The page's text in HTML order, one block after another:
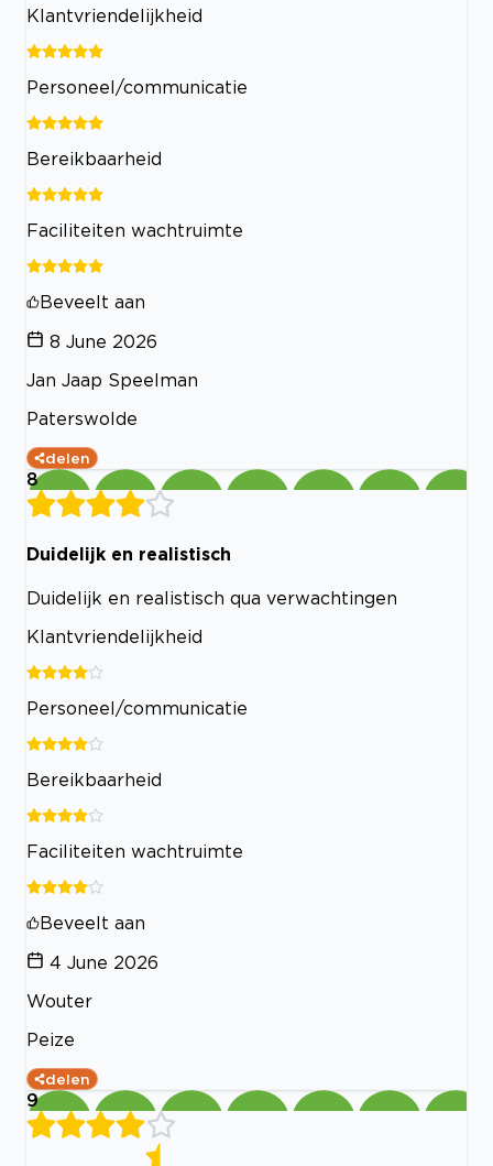
Klantvriendelijkheid
Personeel/communicatie
Bereikbaarheid
Faciliteiten wachtruimte
Beveelt aan
8 June 2026
Jan Jaap Speelman
Paterswolde
delen
8
Duidelijk en realistisch
Duidelijk en realistisch qua verwachtingen
Klantvriendelijkheid
Personeel/communicatie
Bereikbaarheid
Faciliteiten wachtruimte
Beveelt aan
4 June 2026
Wouter
Peize
delen
9